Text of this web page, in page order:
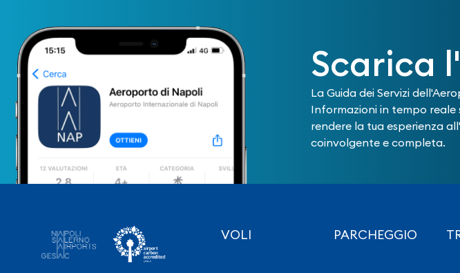
Scarica
La Guida dei Servizi
Informazioni in tempo reale
rendere la tua esperienza
coinvolgente e completa.
VOLI PARCHEGGIO